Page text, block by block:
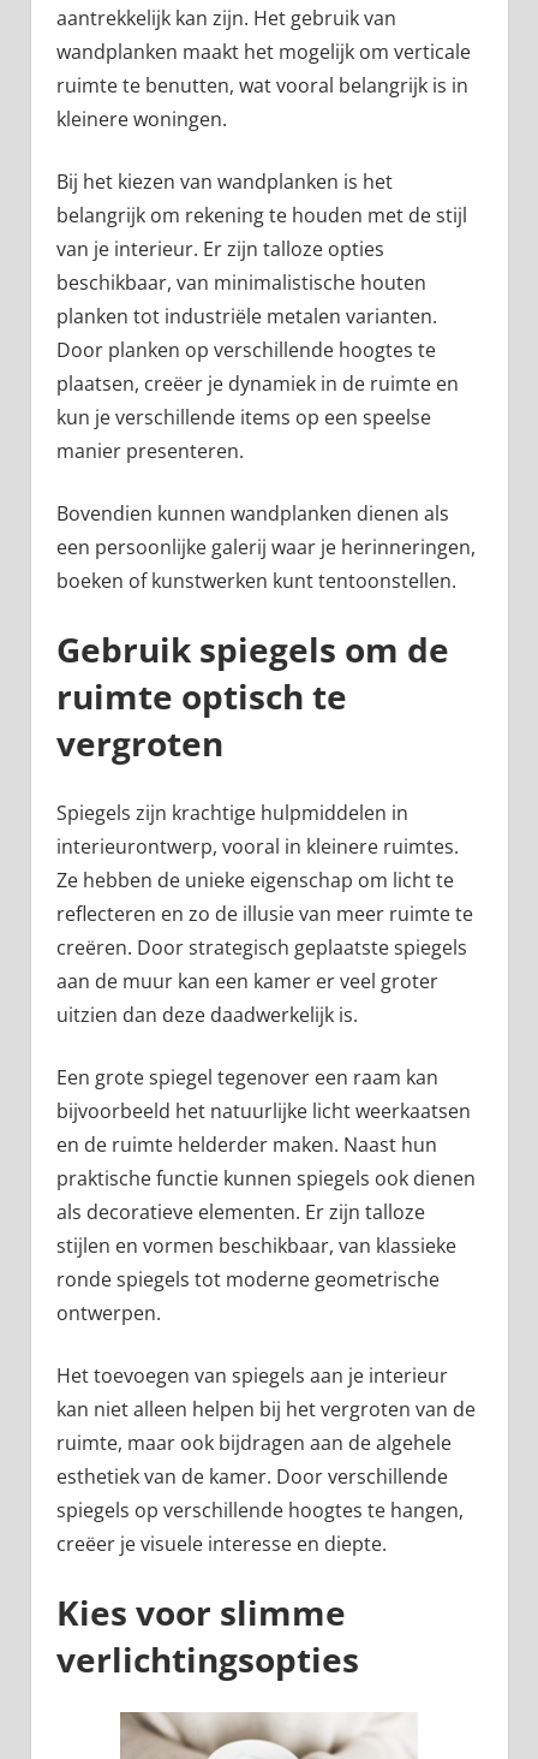
aantrekkelijk kan zijn. Het gebruik van
wandplanken maakt het mogelijk om verticale
ruimte te benutten, wat vooral belangrijk is in
kleinere woningen.
Bij het kiezen van wandplanken is het
belangrijk om rekening te houden met de stijl
van je interieur. Er zijn talloze opties
beschikbaar, van minimalistische houten
planken tot industriële metalen varianten.
Door planken op verschillende hoogtes te
plaatsen, creëer je dynamiek in de ruimte en
kun je verschillende items op een speelse
manier presenteren.
Bovendien kunnen wandplanken dienen als
een persoonlijke galerij waar je herinneringen,
boeken of kunstwerken kunt tentoonstellen.
Gebruik spiegels om de
ruimte optisch te
vergroten
Spiegels zijn krachtige hulpmiddelen in
interieurontwerp, vooral in kleinere ruimtes.
Ze hebben de unieke eigenschap om licht te
reflecteren en zo de illusie van meer ruimte te
creëren. Door strategisch geplaatste spiegels
aan de muur kan een kamer er veel groter
uitzien dan deze daadwerkelijk is.
Een grote spiegel tegenover een raam kan
bijvoorbeeld het natuurlijke licht weerkaatsen
en de ruimte helderder maken. Naast hun
praktische functie kunnen spiegels ook dienen
als decoratieve elementen. Er zijn talloze
stijlen en vormen beschikbaar, van klassieke
ronde spiegels tot moderne geometrische
ontwerpen.
Het toevoegen van spiegels aan je interieur
kan niet alleen helpen bij het vergroten van de
ruimte, maar ook bijdragen aan de algehele
esthetiek van de kamer. Door verschillende
spiegels op verschillende hoogtes te hangen,
creëer je visuele interesse en diepte.
Kies voor slimme
verlichtingsopties